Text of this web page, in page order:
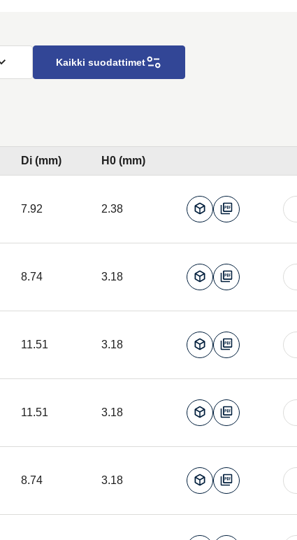
Kaikki suodattimet
Di (mm) H0 (mm)
7.92 2.38
8.74 3.18
11.51 3.18
11.51 3.18
8.74 3.18